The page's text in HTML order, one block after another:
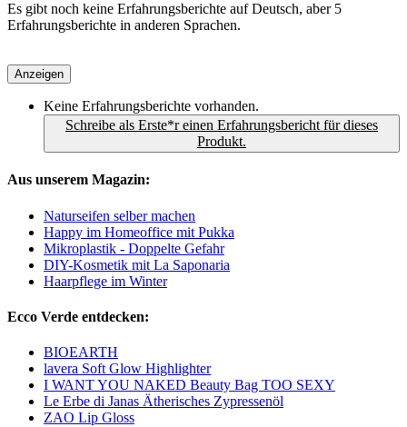
Es gibt noch keine Erfahrungsberichte auf Deutsch, aber 5
Erfahrungsberichte in anderen Sprachen.
Anzeigen
Keine Erfahrungsberichte vorhanden.
Schreibe als Erste*r einen Erfahrungsbericht für dieses
Produkt.
Aus unserem Magazin:
Naturseifen selber machen
Happy im Homeoffice mit Pukka
Mikroplastik - Doppelte Gefahr
DIY-Kosmetik mit La Saponaria
Haarpflege im Winter
Ecco Verde entdecken:
BIOEARTH
lavera Soft Glow Highlighter
I WANT YOU NAKED Beauty Bag TOO SEXY
Le Erbe di Janas Ätherisches Zypressenöl
ZAO Lip Gloss